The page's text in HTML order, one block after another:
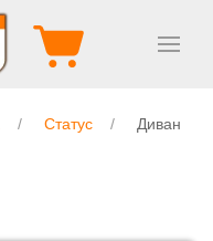
Статус
Диван